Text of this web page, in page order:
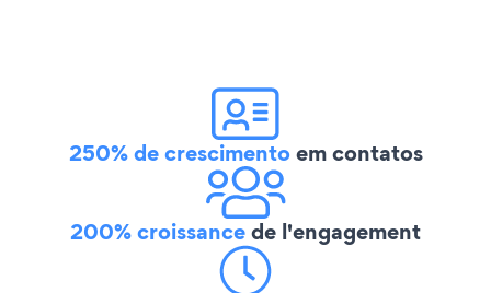
250% de crescimentoem contatos
200% croissancede l'engagement